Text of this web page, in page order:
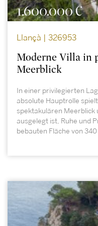
1.600.000 €
Llançà | 326953
Moderne Villa in
Meerblick
In einer privilegierten
absolute Hauptrolle
spektakulären Meerblick
ausgelegt ist, Ruhe und
bebauten Fläche von 340